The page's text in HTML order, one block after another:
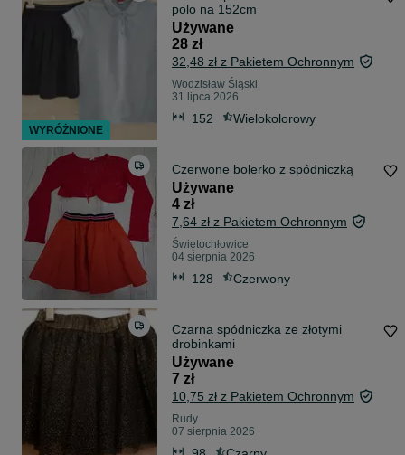
polo na 152cm
Używane
28 zł
32,48 zł z Pakietem Ochronnym
Wodzisław Śląski
31 lipca 2026
152 Wielokolorowy
Czerwone bolerko z spódniczką
Używane
4 zł
7,64 zł z Pakietem Ochronnym
Świętochłowice
04 sierpnia 2026
128 Czerwony
Czarna spódniczka ze złotymi
drobinkami
Używane
7 zł
10,75 zł z Pakietem Ochronnym
Rudy
07 sierpnia 2026
WYRÓŻNIONE